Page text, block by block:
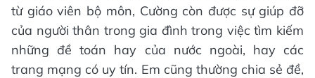
từ giáo viên bộ môn, Cường còn được sự giúp đỡ
của người thân trong gia đình trong việc tìm kiếm
những đề toán hay của nước ngoài, hay các
trang mạng có uy tín. Em cũng thường chia sẻ đề,